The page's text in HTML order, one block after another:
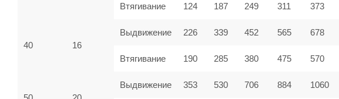
Втягивание 124 187 249 311 373
40 16
Выдвижение 226 339 452 565 678
Втягивание 190 285 380 475 570
Выдвижение 353 530 706 884 1060